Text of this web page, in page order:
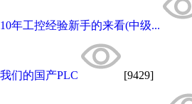
10年工控经验新手的来看(中级...
我们的国产PLC [9429]